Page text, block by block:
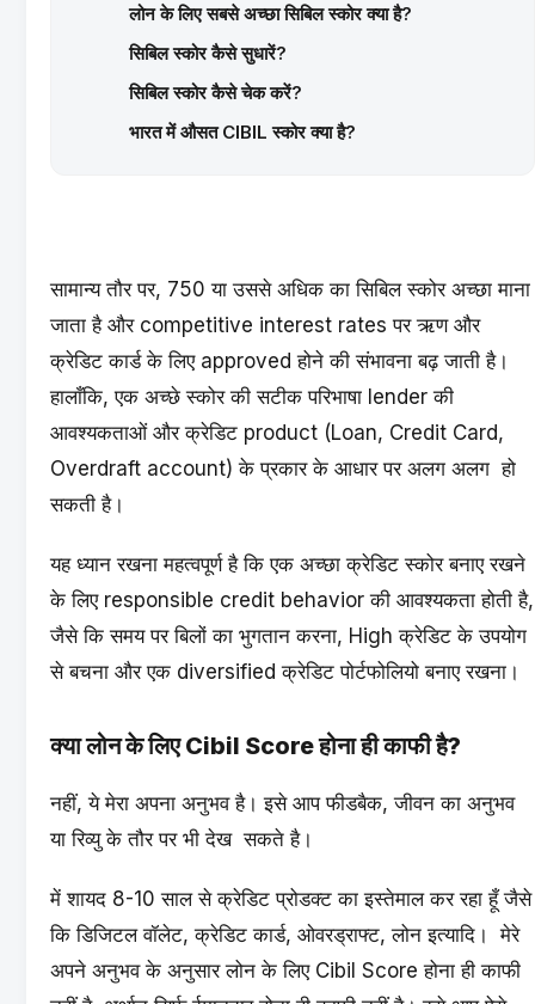
लोन के लिए सबसे अच्छा सिबिल स्कोर क्या है?
सिबिल स्कोर कैसे सुधारें?
सिबिल स्कोर कैसे चेक करें?
भारत में औसत CIBIL स्कोर क्या है?
सामान्य तौर पर, 750 या उससे अधिक का सिबिल स्कोर अच्छा माना
जाता है और competitive interest rates पर ऋण और
क्रेडिट कार्ड के लिए approved होने की संभावना बढ़ जाती है।
हालाँकि, एक अच्छे स्कोर की सटीक परिभाषा lender की
आवश्यकताओं और क्रेडिट product (Loan, Credit Card,
Overdraft account) के प्रकार के आधार पर अलग अलग हो
सकती है।
यह ध्यान रखना महत्वपूर्ण है कि एक अच्छा क्रेडिट स्कोर बनाए रखने
के लिए responsible credit behavior की आवश्यकता होती है,
जैसे कि समय पर बिलों का भुगतान करना, High क्रेडिट के उपयोग
से बचना और एक diversified क्रेडिट पोर्टफोलियो बनाए रखना।
क्या लोन के लिए Cibil Score होना ही काफी है?
नहीं, ये मेरा अपना अनुभव है। इसे आप फीडबैक, जीवन का अनुभव
या रिव्यु के तौर पर भी देख सकते है।
में शायद 8-10 साल से क्रेडिट प्रोडक्ट का इस्तेमाल कर रहा हूँ जैसे
कि डिजिटल वॉलेट, क्रेडिट कार्ड, ओवरड्राफ्ट, लोन इत्यादि। मेरे
अपने अनुभव के अनुसार लोन के लिए Cibil Score होना ही काफी